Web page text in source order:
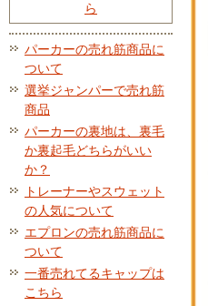
ら
パーカーの売れ筋商品に
ついて
選挙ジャンパーで売れ筋
商品
パーカーの裏地は、裏毛
か裏起毛どちらがいい
か？
トレーナーやスウェット
の人気について
エプロンの売れ筋商品に
ついて
一番売れてるキャップは
こちら